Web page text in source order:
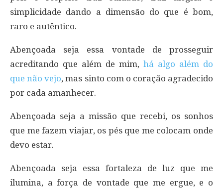
simplicidade dando a dimensão do que é bom,
raro e autêntico.
Abençoada seja essa vontade de prosseguir
acreditando que além de mim, há algo além do
que não vejo, mas sinto com o coração agradecido
por cada amanhecer.
Abençoada seja a missão que recebi, os sonhos
que me fazem viajar, os pés que me colocam onde
devo estar.
Abençoada seja essa fortaleza de luz que me
ilumina, a força de vontade que me ergue, e o